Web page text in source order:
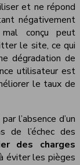
et ne répond
négativement
conçu peut
le site, ce qui
dégradation de
utilisateur est
le taux de
l’absence d’un
de l’échec des
des charges
éviter les pièges